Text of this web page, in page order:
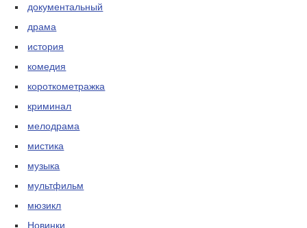
документальный
драма
история
комедия
короткометражка
криминал
мелодрама
мистика
музыка
мультфильм
мюзикл
Новинки